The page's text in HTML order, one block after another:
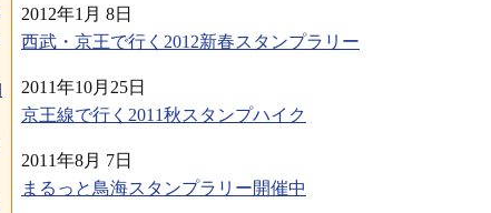
2012年1月 8日
西武・京王で行く2012新春スタンプラリー
2011年10月25日
京王線で行く2011秋スタンプハイク
2011年8月 7日
まるっと鳥海スタンプラリー開催中